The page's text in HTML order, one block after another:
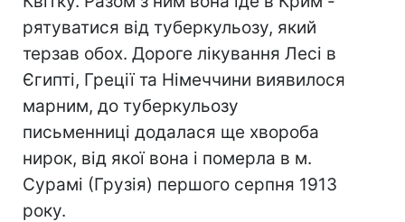
рятуватися від туберкульозу, який
терзав обох. Дороге лікування Лесі в
Єгипті, Греції та Німеччини виявилося
марним, до туберкульозу
письменниці додалася ще хвороба
нирок, від якої вона і померла в м.
Сурамі (Грузія) першого серпня 1913
року.